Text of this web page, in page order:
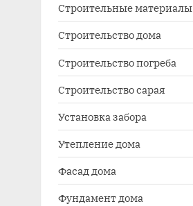
Строительные материалы
Строительство дома
Строительство погреба
Строительство сарая
Установка забора
Утепление дома
Фасад дома
Фундамент дома